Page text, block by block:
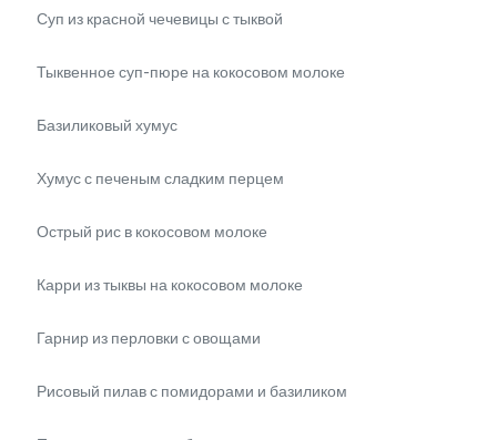
Суп из красной чечевицы с тыквой
Тыквенное суп-пюре на кокосовом молоке
Базиликовый хумус
Хумус с печеным сладким перцем
Острый рис в кокосовом молоке
Карри из тыквы на кокосовом молоке
Гарнир из перловки с овощами
Рисовый пилав с помидорами и базиликом